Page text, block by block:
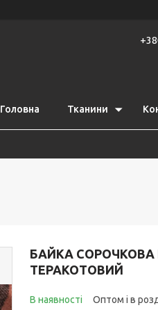
Головна Тканини
БАЙКА СОРОЧКОВА
ТЕРАКОТОВИЙ
В наявності Оптом і в